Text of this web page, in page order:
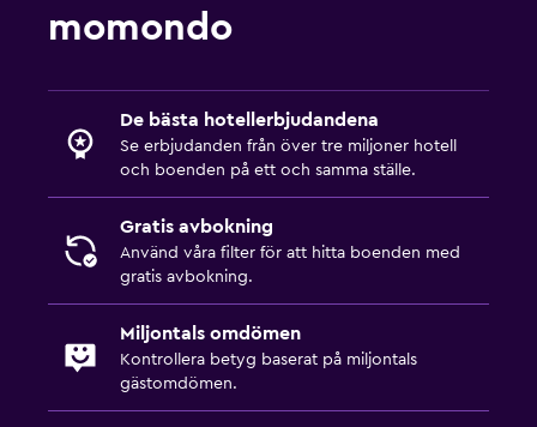
momondo
De bästa hotellerbjudandena
Se erbjudanden från över tre miljoner hotell
och boenden på ett och samma ställe.
Gratis avbokning
Använd våra filter för att hitta boenden med
gratis avbokning.
Miljontals omdömen
Kontrollera betyg baserat på miljontals
gästomdömen.